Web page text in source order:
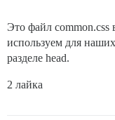
Это файл
используем для
разделе head.
2 лайка